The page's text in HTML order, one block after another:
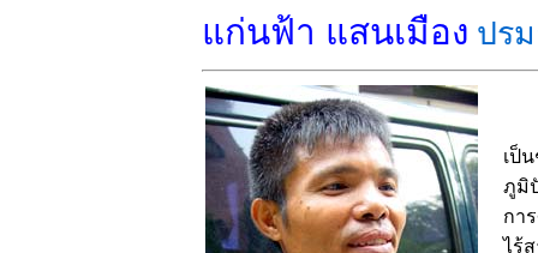
แก่นฟ้า แสนเมือง ปร
เป็
ภูมิ
กา
ไร้